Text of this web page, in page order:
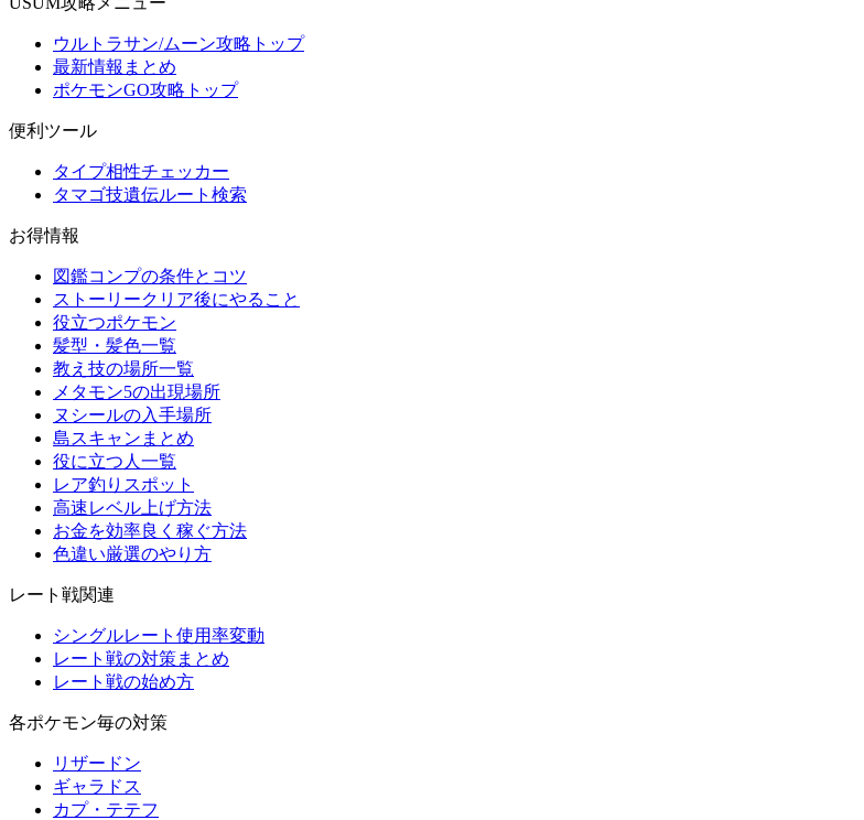
ウルトラサン/ムーン攻略トップ
最新情報まとめ
ポケモンGO攻略トップ
便利ツール
タイプ相性チェッカー
タマゴ技遺伝ルート検索
お得情報
図鑑コンプの条件とコツ
ストーリークリア後にやること
役立つポケモン
髪型・髪色一覧
教え技の場所一覧
メタモン5の出現場所
ヌシールの入手場所
島スキャンまとめ
役に立つ人一覧
レア釣りスポット
高速レベル上げ方法
お金を効率良く稼ぐ方法
色違い厳選のやり方
レート戦関連
シングルレート使用率変動
レート戦の対策まとめ
レート戦の始め方
各ポケモン毎の対策
リザードン
ギャラドス
カプ・テテフ